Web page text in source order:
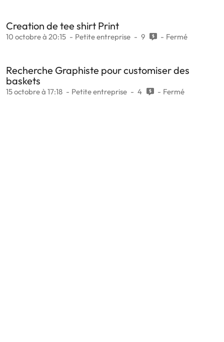
Creation de tee shirt Print
10 octobre à 20:15 Petite entreprise 9 Fermé
Recherche Graphiste pour customiser des
baskets
15 octobre à 17:18 Petite entreprise 4 Fermé